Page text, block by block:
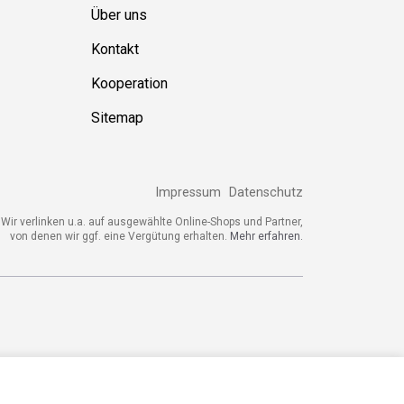
Über uns
Kontakt
Kooperation
Sitemap
Impressum Datenschutz
verlinken u.a. auf ausgewählte Online-Shops und Partner,
von denen wir ggf. eine Vergütung erhalten.Mehr erfahren.